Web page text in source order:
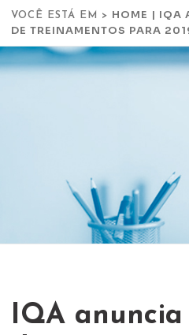
VOCÊ ESTÁ EM > HOME | IQA
DE TREINAMENTOS PARA
IQA